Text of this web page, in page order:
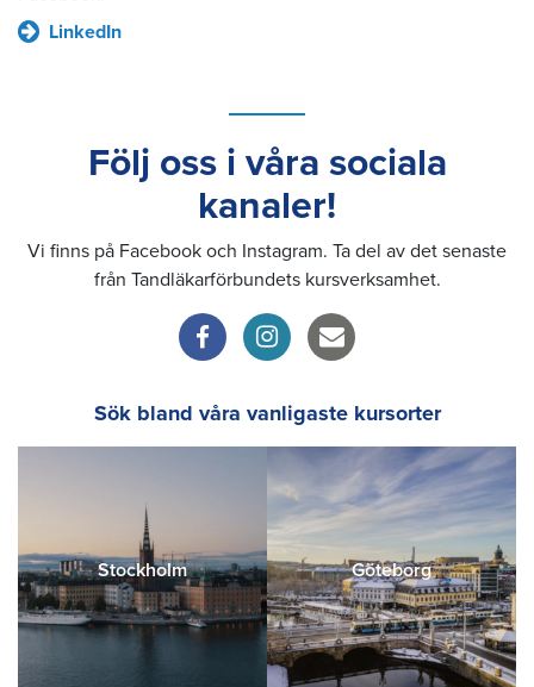
LinkedIn
Följ oss i våra sociala
kanaler!
Vi finns på Facebook och Instagram. Ta del av det senaste
från Tandläkarförbundets kursverksamhet.
Sök bland våra vanligaste kursorter
Stockholm Göteborg